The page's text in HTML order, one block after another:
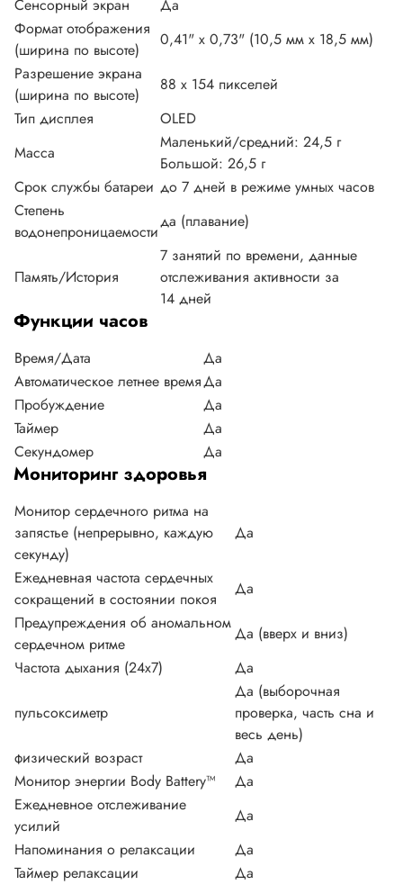
Сенсорный экран
Да
Формат отображения
(ширина по высоте)
0,41" х 0,73" (10,5 мм х 18,5 мм)
Разрешение экрана
(ширина по высоте)
88 х 154 пикселей
Тип дисплея
OLED
Масса
Маленький/средний: 24,5 г
Большой: 26,5 г
Срок службы батареи до 7 дней в режиме умных часов
Степень
водонепроницаемости
да (плавание)
Память/История
7 занятий по времени, данные
отслеживания активности за
14 дней
Функции часов
Время/Дата
Да
Автоматическое летнее времяДа
Пробуждение
Да
Таймер
Да
Секундомер
Да
Мониторинг здоровья
Монитор сердечного ритма на
запястье (непрерывно, каждую
секунду)
Да
Ежедневная частота сердечных
сокращений в состоянии покоя
Да
Предупреждения об аномальном
сердечном ритме
Да (вверх и вниз)
Частота дыхания (24x7)
Да
пульсоксиметр
Да (выборочная
проверка, часть сна и
весь день)
физический возраст
Да
Монитор энергии Body Battery™
Да
Ежедневное отслеживание
усилий
Да
Напоминания о релаксации
Да
Таймер релаксации
Да